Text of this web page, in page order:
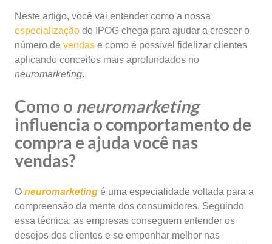
Neste artigo, você vai entender como a nossa
especialização do IPOG chega para ajudar a crescer o
número de vendas e como é possível fidelizar clientes
aplicando conceitos mais aprofundados no
neuromarketing.
Como o neuromarketing
influencia o comportamento de
compra e ajuda você nas
vendas?
O neuromarketing é uma especialidade voltada para a
compreensão da mente dos consumidores. Seguindo
essa técnica, as empresas conseguem entender os
desejos dos clientes e se empenhar melhor nas